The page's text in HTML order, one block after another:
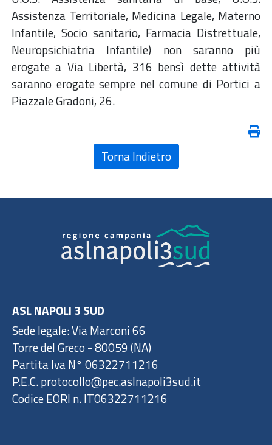
Assistenza Territoriale, Medicina Legale, Materno
Infantile, Socio sanitario, Farmacia Distrettuale,
Neuropsichiatria Infantile) non saranno più
erogate a Via Libertà, 316 bensì dette attività
saranno erogate sempre nel comune di Portici a
Piazzale Gradoni, 26.
Torna Indietro
ASL NAPOLI 3 SUD
Sede legale: Via Marconi 66
Torre del Greco - 80059 (NA)
Partita Iva N° 06322711216
P.E.C. protocollo@pec.aslnapoli3sud.it
Codice EORI n. IT06322711216